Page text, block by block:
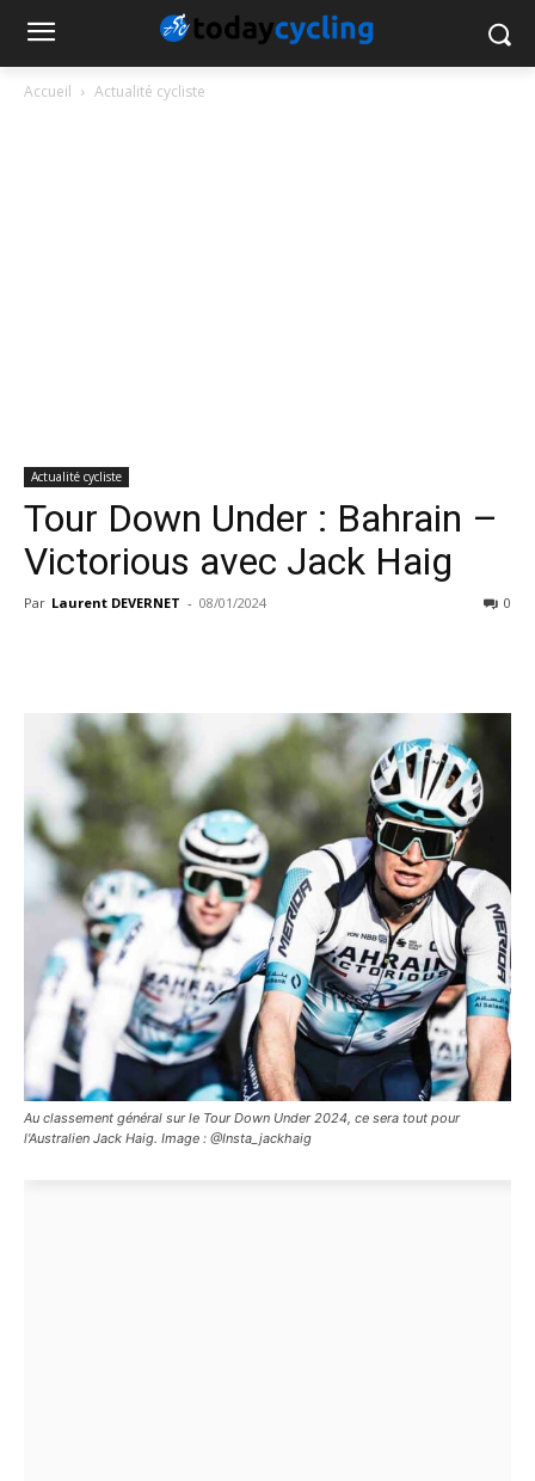
Accueil Actualité cycliste
Actualité cycliste
Tour Down Under : Bahrain –
Victorious avec Jack Haig
Par Laurent DEVERNET - 08/01/2024 0
Au classement général sur le Tour Down Under 2024, ce sera tout pour
l'Australien Jack Haig. Image : @Insta_jackhaig